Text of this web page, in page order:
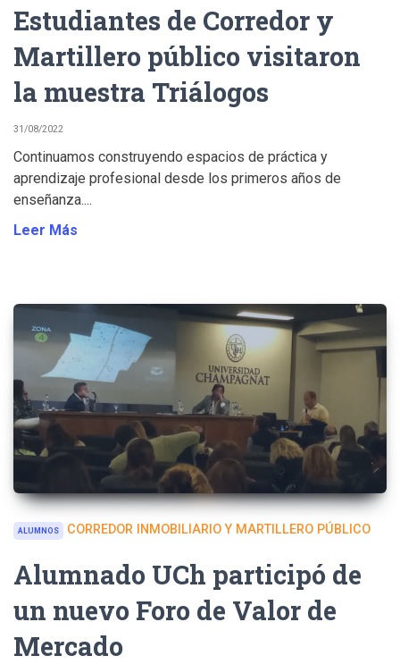
Estudiantes de Corredor y
Martillero público visitaron
la muestra Triálogos
31/08/2022
Continuamos construyendo espacios de práctica y
aprendizaje profesional desde los primeros años de
enseñanza....
Leer Más
ALUMNOS CORREDOR INMOBILIARIO Y MARTILLERO PÚBLICO
Alumnado UCh participó de
un nuevo Foro de Valor de
Mercado